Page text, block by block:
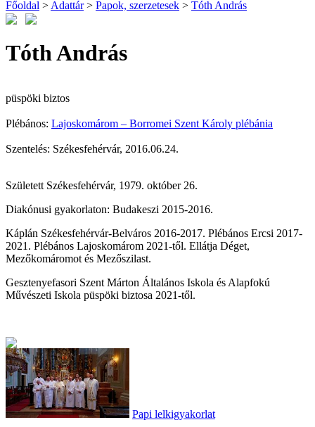
Főoldal > Adattár> Papok, szerzetesek > Tóth András
Tóth András
püspöki biztos
Plébános: Lajoskomárom – Borromei Szent Károly plébánia
Szentelés: Székesfehérvár, 2016.06.24.
Született Székesfehérvár, 1979. október 26.
Diakónusi gyakorlaton: Budakeszi 2015-2016.
Káplán Székesfehérvár-Belváros 2016-2017. Plébános Ercsi 2017-
2021. Plébános Lajoskomárom 2021-től. Ellátja Déget,
Mezőkomáromot és Mezőszilast.
Gesztenyefasori Szent Márton Általános Iskola és Alapfokú
Művészeti Iskola püspöki biztosa 2021-től.
Papi lelkigyakorlat